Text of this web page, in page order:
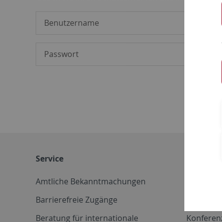
Service
Amtliche Bekanntmachungen
Barrierefreie Zugänge
Beratung für internationale